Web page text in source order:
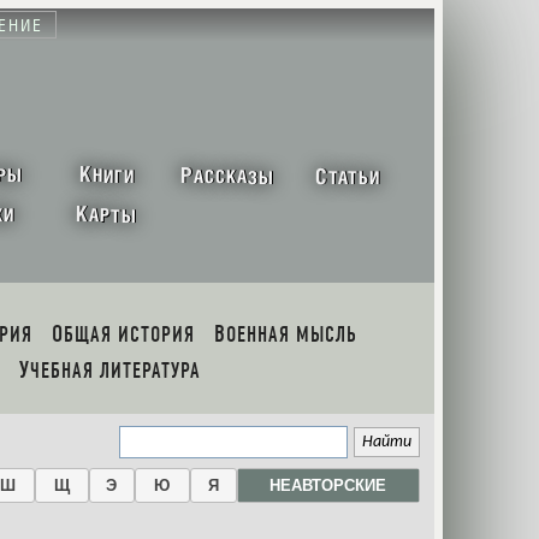
КНИГИ РАССКАЗЫ СТАТЬИ
КАРТЫ
ОБЩАЯ ИСТОРИЯ
ВОЕННАЯ МЫСЛЬ
УЧЕБНАЯ ЛИТЕРАТУРА
Ш Щ Э Ю Я НЕАВТОРСКИЕ